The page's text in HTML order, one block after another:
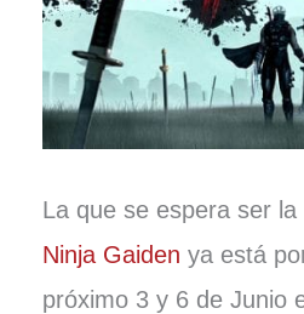
La que se espera ser la
Ninja Gaiden ya está
próximo 3 y 6 de Junio